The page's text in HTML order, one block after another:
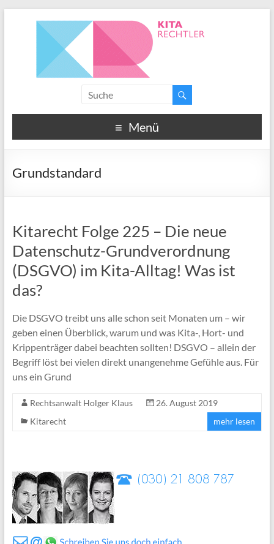
Menü
Grundstandard
Kitarecht Folge 225 – Die neue
Datenschutz-Grundverordnung
(DSGVO) im Kita-Alltag! Was ist
das?
Die DSGVO treibt uns alle schon seit Monaten um – wir
geben einen Überblick, warum und was Kita-, Hort- und
Krippenträger dabei beachten sollten! DSGVO – allein der
Begriff löst bei vielen direkt unangenehme Gefühle aus. Für
uns ein Grund
Rechtsanwalt Holger Klaus
26. August 2019
Kitarecht
mehr lesen